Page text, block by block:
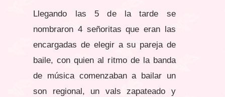
Llegando las 5 de la tarde se
nombraron 4 señoritas que eran las
encargadas de elegir a su pareja de
baile, con quien al ritmo de la banda
de música comenzaban a bailar un
son regional, un vals zapateado y